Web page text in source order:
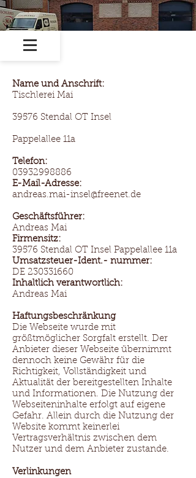
Name und Anschrift:
Tischlerei Mai
39576 Stendal OT Insel
Pappelallee 11a
Telefon:
03932998886
E-Mail-Adresse:
andreas.mai-insel@freenet.de
Geschäftsführer:
Andreas Mai
Firmensitz:
39576 Stendal OT Insel Pappelallee 11a
Umsatzsteuer-Ident.- nummer:
DE 230331660
Inhaltlich verantwortlich:
Andreas Mai
Haftungsbeschränkung
Die Webseite wurde mit
größtmöglicher Sorgfalt erstellt. Der
Anbieter dieser Webseite übernimmt
dennoch keine Gewähr für die
Richtigkeit, Vollständigkeit und
Aktualität der bereitgestellten Inhalte
und Informationen. Die Nutzung der
Webseiteninhalte erfolgt auf eigene
Gefahr. Allein durch die Nutzung der
Website kommt keinerlei
Vertragsverhältnis zwischen dem
Nutzer und dem Anbieter zustande.
Verlinkungen